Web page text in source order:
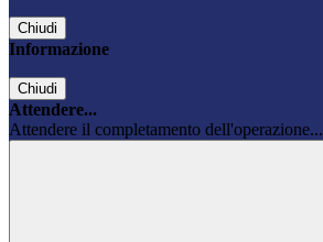
Chiudi
Informazione
Chiudi
Attendere...
Attendere il completamento dell'operazione...